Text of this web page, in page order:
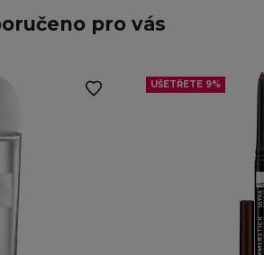
pro vás
UŠETŘETE 9%